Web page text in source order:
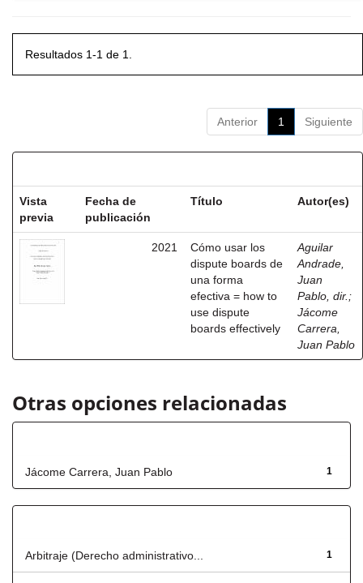
Resultados 1-1 de 1.
Anterior 1 Siguiente
Vista
previa
Fecha de
publicación
Título Autor(es)
2021
Cómo usar los
dispute boards de
una forma
efectiva = how to
use dispute
boards effectively
Aguilar
Andrade,
Juan
Pablo, dir. ;
Jácome
Carrera,
Juan Pablo
Otras opciones relacionadas
1
Jácome Carrera, Juan Pablo
1
Arbitraje (Derecho administrativo...